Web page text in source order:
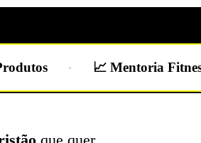
📈 Mentoria